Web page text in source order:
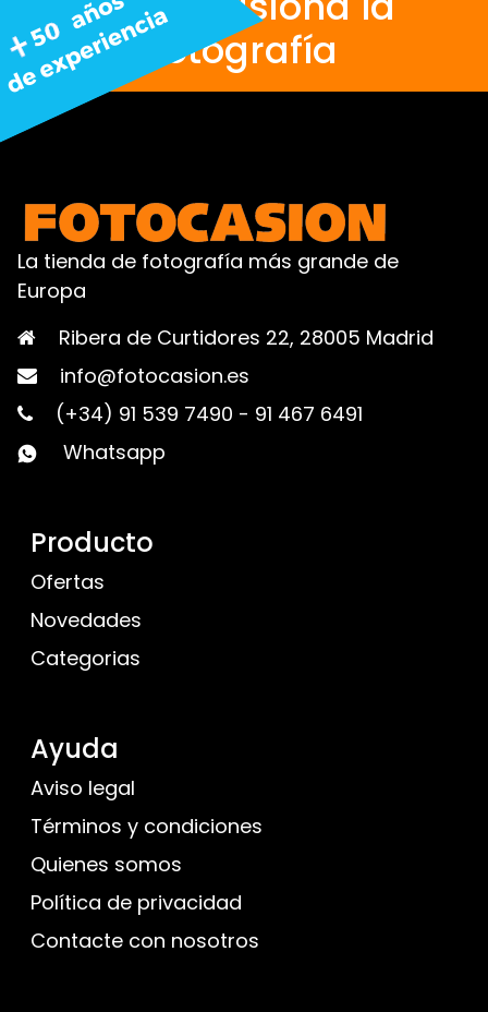
fotografía
La tienda de fotografía más grande de
Europa
Ribera de Curtidores 22, 28005 Madrid
info@fotocasion.es
(+34) 91 539 7490 - 91 467 6491
Whatsapp
Producto
Ofertas
Novedades
Categorias
Ayuda
Aviso legal
Términos y condiciones
Quienes somos
Política de privacidad
Contacte con nosotros